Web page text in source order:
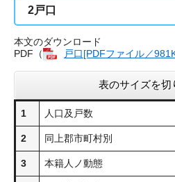
2戸口
本文のダウンロード
PDF（
戸口[PDFファイル／
表のサイズを切
1 人口及戸数
2 同上郡市町村別
3 本籍人ノ動態